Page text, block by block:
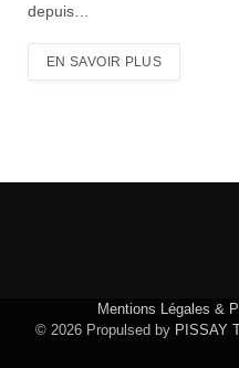
depuis…
EN SAVOIR PLUS
Mentions Légales &
© 2026 Propulsed by PISSAY